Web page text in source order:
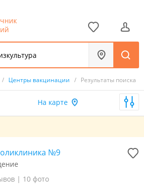
/ Центры вакцинации / Результаты поиска
На карте
№9
| 10 фото